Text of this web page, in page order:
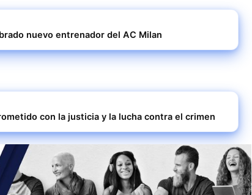
nuevo entrenador del AC Milan
con la justicia y la lucha contra el crimen